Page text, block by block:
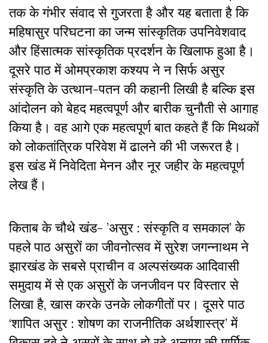
तक के गंभीर संवाद से गुजरता है और यह बताता है कि
महिषासुर परिघटना का जन्म सांस्कृतिक उपनिवेशवाद
और हिंसात्मक सांस्कृतिक प्रदर्शन के खिलाफ हुआ है।
दूसरे पाठ में ओमप्रकाश कश्यप ने न सिर्फ असुर
संस्कृति के उत्थान-पतन की कहानी लिखी है बल्कि इस
आंदोलन को बेहद महत्वपूर्ण और बारीक चुनौती से आगाह
किया है। वह आगे एक महत्वपूर्ण बात कहते हैं कि मिथकों
को लोकतांत्रिक परिवेश में ढालने की भी जरूरत है।
इस खंड में निवेदिता मेनन और नूर जहीर के महत्वपूर्ण
लेख हैं।
किताब के चौथे खंड- ’असुर : संस्कृति व समकाल’ के
पहले पाठ असुरों का जीवनोत्सव में सुरेश जगन्नाथम ने
झारखंड के सबसे प्राचीन व अल्पसंख्यक आदिवासी
समुदाय में से एक असुरों के जनजीवन पर विस्तार से
लिखा है, खास करके उनके लोकगीतों पर। दूसरे पाठ
‘शापित असुर : शोषण का राजनीतिक अर्थशास्त्र’ में